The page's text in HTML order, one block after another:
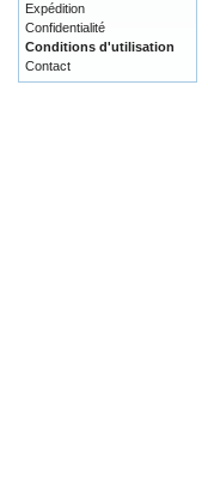
Expédition
Confidentialité
Conditions d'utilisation
Contact